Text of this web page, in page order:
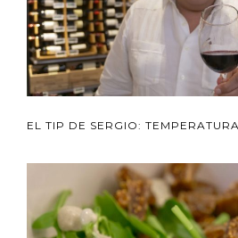
EL TIP DE SERGIO: